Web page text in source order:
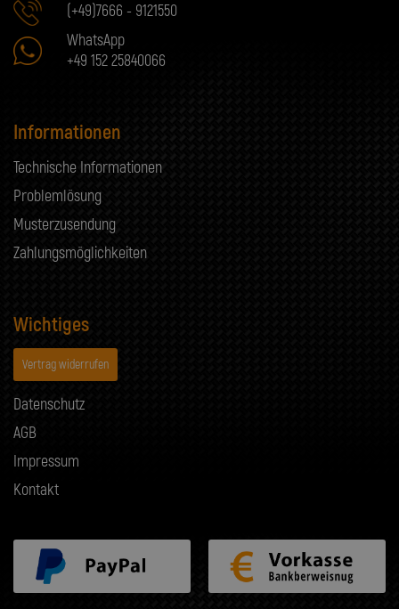
(+49)7666 - 9121550
WhatsApp
+49 152 25840066
Informationen
Technische Informationen
Problemlösung
Musterzusendung
Zahlungsmöglichkeiten
Wichtiges
Vertrag widerrufen
Datenschutz
AGB
Impressum
Kontakt